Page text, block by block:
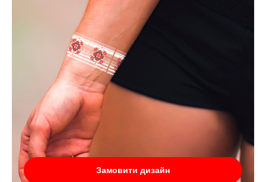
Замовити дизайн